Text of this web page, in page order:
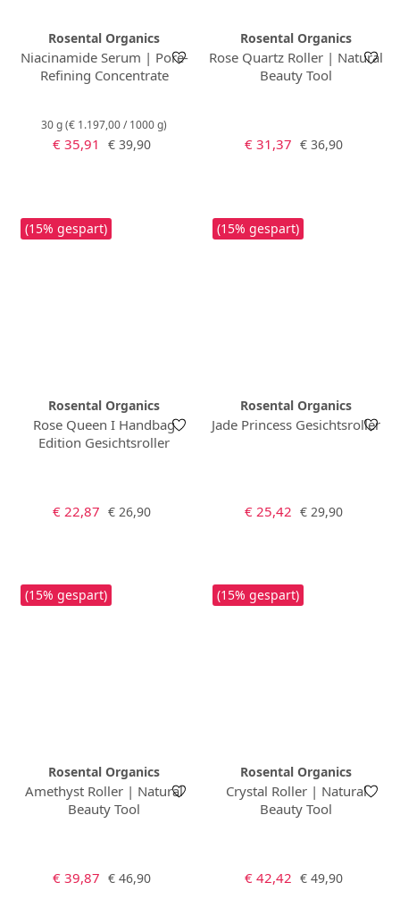
Rosental Organics
Niacinamide Serum | Pore-
Refining Concentrate
30 g(€ 1.197,00 / 1000 g)
Verkaufspreis:
€ 35,91 Regulärer Preis:
€ 39,90
Rosental Organics
Rose Quartz Roller | Natural
Beauty Tool
Verkaufspreis:
€ 31,37 Regulärer Preis:
€ 36,90
(15% gespart)
Rosental Organics
Rose Queen I Handbag
Edition Gesichtsroller
Verkaufspreis:
€ 22,87 Regulärer Preis:
€ 26,90
(15% gespart)
Rosental Organics
Jade Princess Gesichtsroller
Verkaufspreis:
€ 25,42 Regulärer Preis:
€ 29,90
(15% gespart)
Rosental Organics
Amethyst Roller | Natural
Beauty Tool
Verkaufspreis:
€ 39,87 Regulärer Preis:
€ 46,90
(15% gespart)
Rosental Organics
Crystal Roller | Natural
Beauty Tool
Verkaufspreis:
€ 42,42 Regulärer Preis:
€ 49,90